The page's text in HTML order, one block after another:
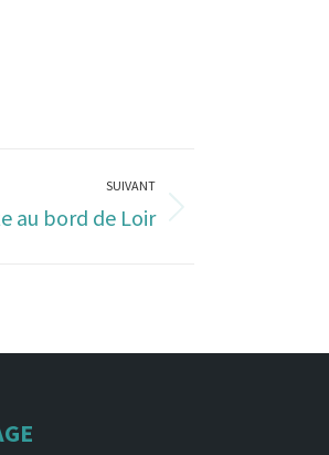
SUIVANT
au bord de Loir